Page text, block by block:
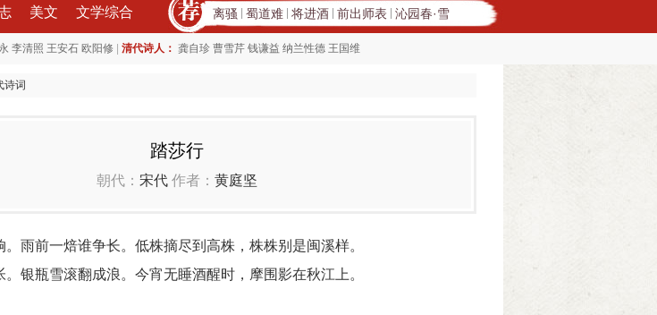
美文 文学综合 离骚 蜀道难 将进酒 前出师表 沁园春·雪
李清照 王安石 欧阳修 清代诗人： 龚自珍 曹雪芹 钱谦益 纳兰性德 王国维
诗词
踏莎行
朝代： 宋代 作者： 黄庭坚
雨前一焙谁争长。低株摘尽到高株，株株别是闽溪样。
银瓶雪滚翻成浪。今宵无睡酒醒时，摩围影在秋江上。